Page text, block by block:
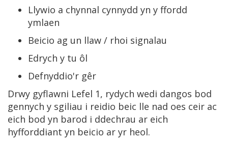
Llywio a chynnal cynnydd yn y ffordd
ymlaen
Beicio ag un llaw / rhoi signalau
Edrych y tu ôl
Defnyddio'r gêr
Drwy gyflawni Lefel 1, rydych wedi dangos bod
gennych y sgiliau i reidio beic lle nad oes ceir ac
eich bod yn barod i ddechrau ar eich
hyfforddiant yn beicio ar yr heol.